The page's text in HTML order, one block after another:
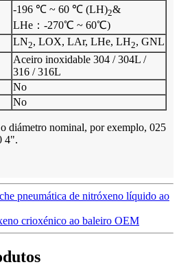
-196 ℃ ~ 60 ℃ (LH)2&
LHe：-270℃ ~ 60℃)
LN2, LOX, LAr, LHe, LH2, GNL
Aceiro inoxidable 304 / 304L /
316 / 316L
No
No
o diámetro nominal, por exemplo, 025
4".
pneumática de nitróxeno líquido ao
crioxénico ao baleiro OEM